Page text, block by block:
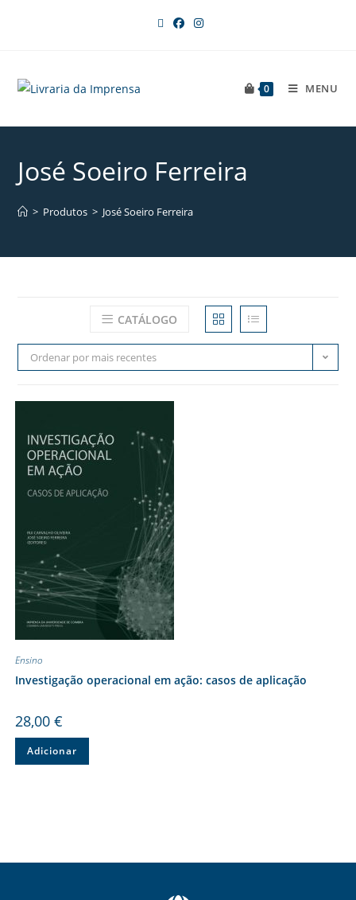
0 MENU
José Soeiro Ferreira
> Produtos > José Soeiro Ferreira
CATÁLOGO
Ordenar por mais recentes
Ensino
Investigação operacional em ação: casos de aplicação
28,00 €
Adicionar